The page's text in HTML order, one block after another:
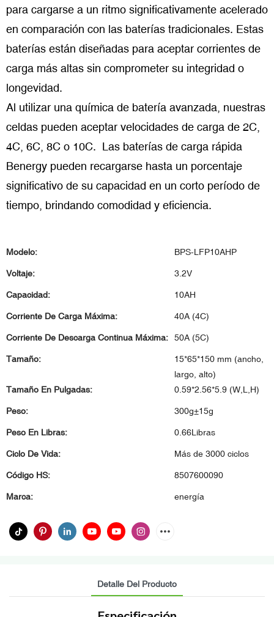
para cargarse a un ritmo significativamente acelerado
en comparación con las baterías tradicionales. Estas
baterías están diseñadas para aceptar corrientes de
carga más altas sin comprometer su integridad o
longevidad.
Al utilizar una química de batería avanzada, nuestras
celdas pueden aceptar velocidades de carga de 2C,
4C, 6C, 8C o 10C. Las baterías de carga rápida
Benergy pueden recargarse hasta un porcentaje
significativo de su capacidad en un corto período de
tiempo, brindando comodidad y eficiencia.
Modelo: BPS-LFP10AHP
Voltaje: 3.2V
Capacidad: 10AH
Corriente De Carga Máxima: 40A (4C)
Corriente De Descarga Continua Máxima: 50A (5C)
Tamaño:
15*65*150 mm (ancho,
largo, alto)
Tamaño En Pulgadas:
0.59*2.56*5.9 (W,L,H)
Peso: 300g±15g
Peso En Libras: 0.66Libras
Ciclo De Vida: Más de 3000 ciclos
Código HS: 8507600090
Marca: energía
Detalle Del Producto